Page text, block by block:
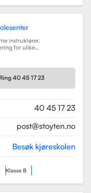
instruktører,
for ulike
og
er kjent for sin
til elevenes
Ring 40 45 17 23
40 45 17 23
post@stoyten.no
Besøk kjøreskolen
Klasse B